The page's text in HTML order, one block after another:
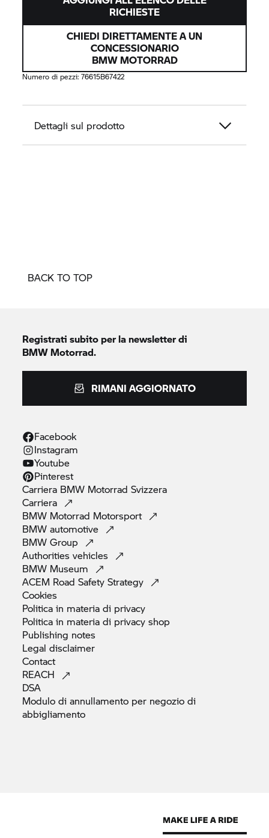
RICHIESTE
CHIEDI DIRETTAMENTE A UN
CONCESSIONARIO
BMW MOTORRAD
Numero di pezzi:76615B67422
Dettagli sul prodotto
BACK TO TOP
Registrati subito per la newsletter di
BMW Motorrad.
RIMANI AGGIORNATO
Facebook
Instagram
Youtube
Pinterest
Carriera BMW Motorrad Svizzera
Carriera
BMW Motorrad Motorsport
BMWautomotive
BMWGroup
Authoritiesvehicles
BMW Museum
ACEM Road SafetyStrategy
Cookies
Politica in materia di privacy
Politica in materia di privacyshop
Publishing notes
Legaldisclaimer
Contact
REACH
DSA
Modulo di annullamento per negozio di
abbigliamento